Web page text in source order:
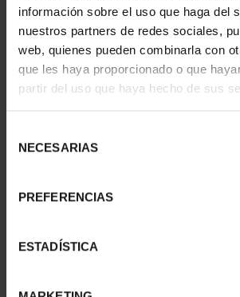
información sobre el uso que haga del
nuestros partners de redes sociales,
web, quienes pueden combinarla con
que les haya proporcionado o que
partir del uso que haya hecho de sus
NECESARIAS
PREFERENCIAS
ESTADÍSTICA
SUSCRIPCIÓN
CAPITALES DE
PROVINCIA 1
949,00 €
Sólo para usuarios
registrados